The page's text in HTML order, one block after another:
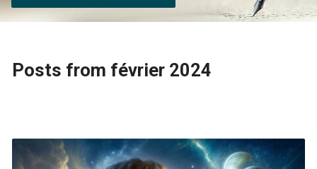
Posts from février 2024